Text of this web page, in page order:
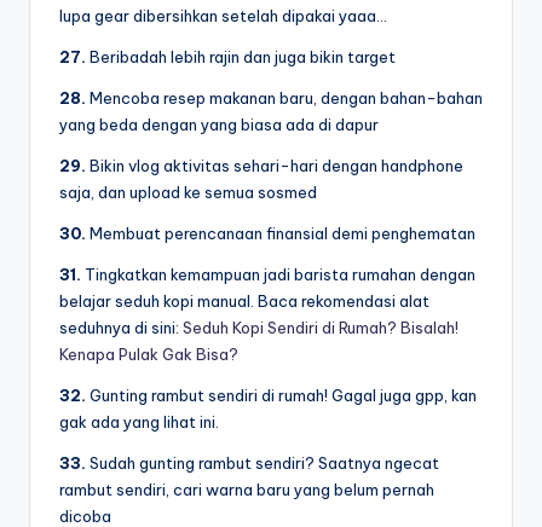
lupa gear dibersihkan setelah dipakai yaaa…
27. Beribadah lebih rajin dan juga bikin target
28. Mencoba resep makanan baru, dengan bahan-bahan
yang beda dengan yang biasa ada di dapur
29. Bikin vlog aktivitas sehari-hari dengan handphone
saja, dan upload ke semua sosmed
30. Membuat perencanaan finansial demi penghematan
31. Tingkatkan kemampuan jadi barista rumahan dengan
belajar seduh kopi manual. Baca rekomendasi alat
seduhnya di sini: Seduh Kopi Sendiri di Rumah? Bisalah!
Kenapa Pulak Gak Bisa?
32. Gunting rambut sendiri di rumah! Gagal juga gpp, kan
gak ada yang lihat ini.
33. Sudah gunting rambut sendiri? Saatnya ngecat
rambut sendiri, cari warna baru yang belum pernah
dicoba